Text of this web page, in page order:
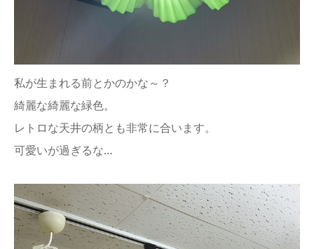
私が生まれる前とかのかな～？
綺麗な綺麗な緑色。
レトロな天井の柄とも非常に合います。
可愛いが過ぎるな…